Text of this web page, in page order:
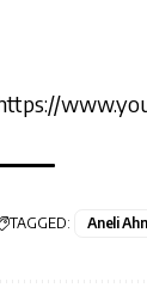
TAGGED: Aneli